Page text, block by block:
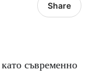
Share
съвременно